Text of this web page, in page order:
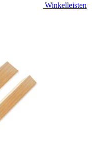
Winkelleisten